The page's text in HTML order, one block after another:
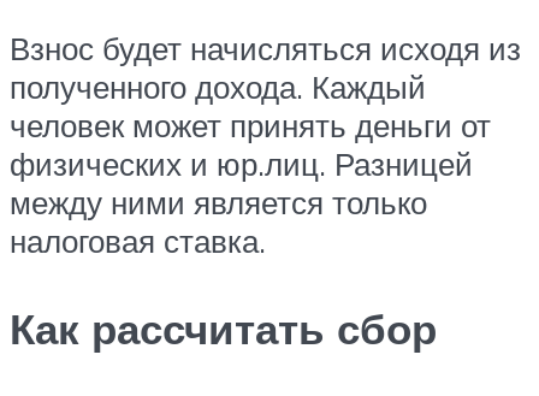
Взнос будет начисляться исходя из
полученного дохода. Каждый
человек может принять деньги от
физических и юр.лиц. Разницей
между ними является только
налоговая ставка.
Как рассчитать сбор